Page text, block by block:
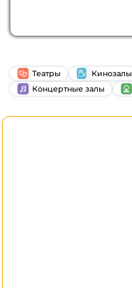
Театры Кинозалы
Концертные залы